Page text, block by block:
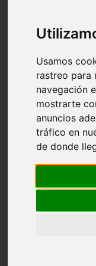
Usamos
rastreo para
navegación
mostrarte
anuncios
tráfico en
de donde
Málaga - nerja
Girona - blanes
Málaga - marbella
Asturias - gijón
Girona - figueres
Alicante - santa-
Almería -
Girona - tossa-
Barcelona -
Alicante -
Barcelona -
Castellón -
Illes-balears -